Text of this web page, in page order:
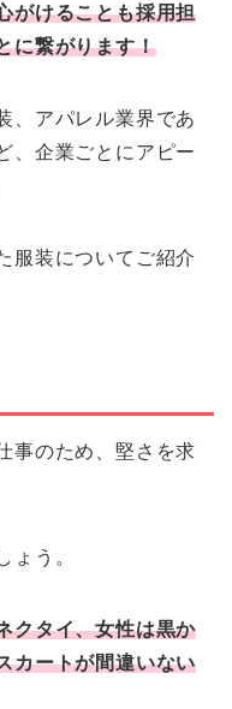
がけることも採用担
に繋がります！
、アパレル業界であ
、企業ごとにアピー
服装についてご紹介
事のため、堅さを求
ょう。
クタイ、女性は黒か
カートが間違いない